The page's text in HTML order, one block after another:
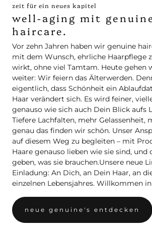
zeit für ein neues kapitel
well-aging mit
haircare.
Vor zehn Jahren haben wir genuine
mit dem Wunsch, ehrliche Haarpflege
wirkt, ohne viel Tamtam. Heute gehen
weiter: Wir feiern das Älterwerden.
eigentlich, dass Schönheit ein
Haar verändert sich. Es wird feiner,
genauso wie sich auch Dein Blick aufs
Tiefere Lachfalten, mehr Gelassenheit,
genau das finden wir schön. Unser
auf diesem Weg zu begleiten – mit
Haare genauso lieben wie sie sind, und
geben, was sie brauchen.Unsere neue
Einladung: An Dich, an Dein Haar, an
einzelnen Lebensjahres. Willkommen
neue genuine's entdecken